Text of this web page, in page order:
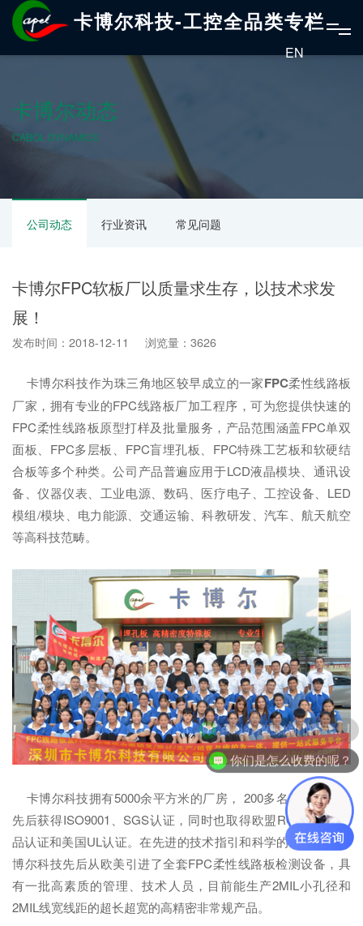
卡博尔科技-工控全品类专栏
EN
卡博尔动态
CABOL DYNAMICS
公司动态 行业资讯 常见问题
卡博尔FPC软板厂以质量求生存，以技术求发
展！
发布时间：2018-12-11 浏览量：3626
卡博尔科技作为珠三角地区较早成立的一家FPC柔性线路板
厂家，拥有专业的FPC线路板厂加工程序，可为您提供快速的
FPC柔性线路板原型打样及批量服务，产品范围涵盖FPC单双
面板、FPC多层板、FPC盲埋孔板、FPC特殊工艺板和软硬结
合板等多个种类。公司产品普遍应用于LCD液晶模块、通讯设
备、仪器仪表、工业电源、数码、医疗电子、工控设备、LED
模组/模块、电力能源、交通运输、科教研发、汽车、航天航空
等高科技范畴。
卡博尔科技拥有5000余平方米的厂房， 200多名员工，产品
先后获得ISO9001、SGS认证，同时也取得欧盟ROHS无铅产
品认证和美国UL认证。在先进的技术指引和科学的管理下，卡
博尔科技先后从欧美引进了全套FPC柔性线路板检测设备，具
有一批高素质的管理、技术人员，目前能生产2MIL小孔径和
2MIL线宽线距的超长超宽的高精密非常规产品。
可以介绍下你们的产品么？
你们是怎么收费的呢？